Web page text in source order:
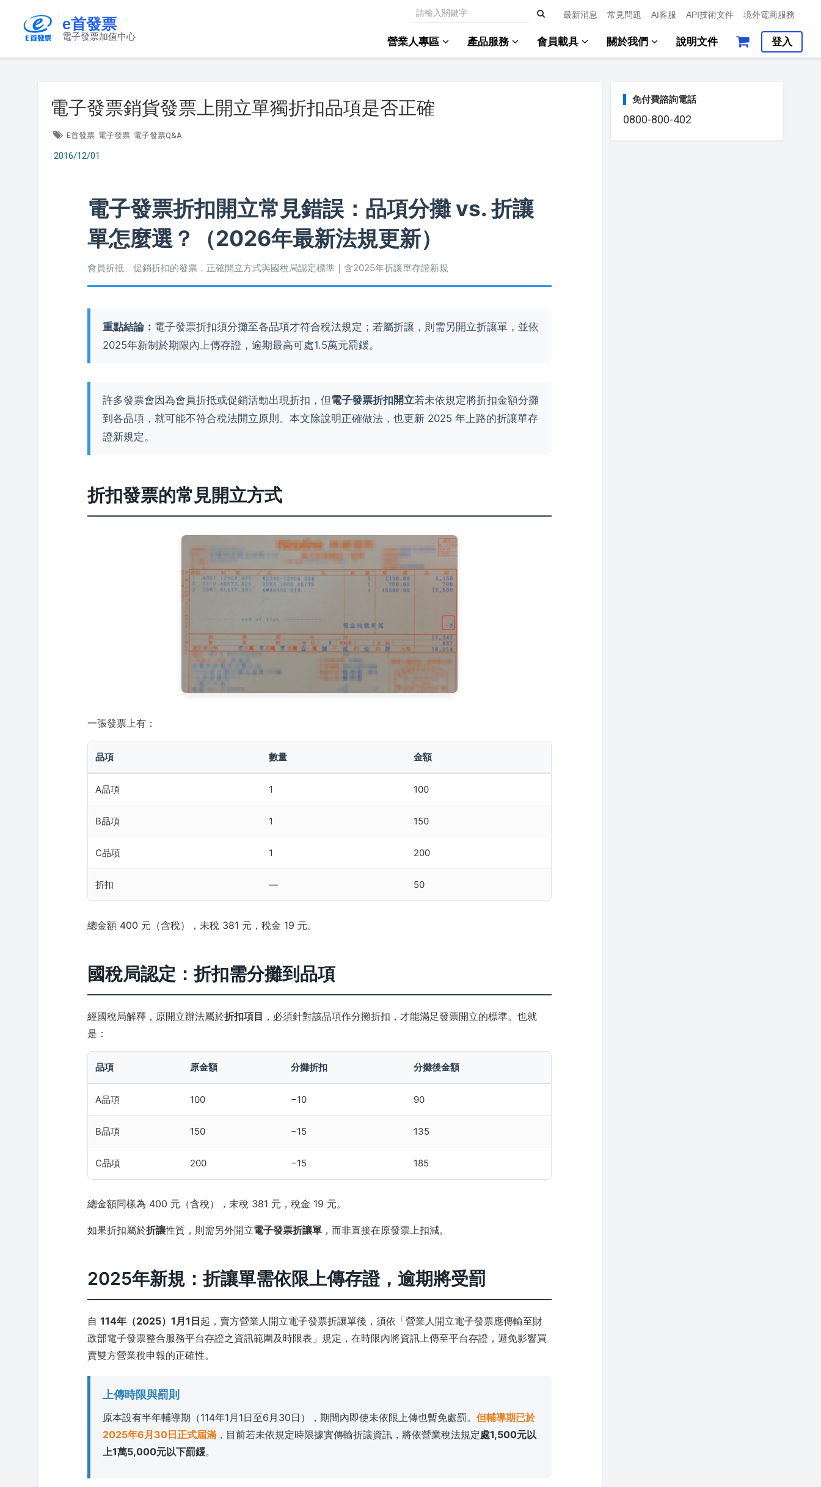
e首發票
電子發票加值中心
最新消息 常見問題 AI客服 API技術文件 境外電商服務
營業人專區 產品服務 會員載具 關於我們 說明文件 登入
電子發票銷貨發票上開立單獨折扣品項是否正確
E首發票 電子發票 電子發票Q&A
2016/12/01
電子發票折扣開立常見錯誤：品項分攤 vs. 折讓
單怎麼選？（2026年最新法規更新）
會員折抵、促銷折扣的發票，正確開立方式與國稅局認定標準｜含2025年折讓單存證新規
重點結論： 電子發票折扣須分攤至各品項才符合稅法規定；若屬折讓，則需另開立折讓單，並依
2025年新制於期限內上傳存證，逾期最高可處1.5萬元罰鍰。
許多發票會因為會員折抵或促銷活動出現折扣，但電子發票折扣開立若未依規定將折扣金額分攤
到各品項，就可能不符合稅法開立原則。本文除說明正確做法，也更新 2025 年上路的折讓單存
證新規定。
折扣發票的常見開立方式
一張發票上有：
品項 數量 金額
A品項 1 100
B品項 1 150
C品項 1 200
折扣 — 50
總金額 400 元（含稅），未稅 381 元，稅金 19 元。
國稅局認定：折扣需分攤到品項
經國稅局解釋，原開立辦法屬於折扣項目 ，必須針對該品項作分攤折扣，才能滿足發票開立的標準。也就
是：
品項 原金額 分攤折扣 分攤後金額
A品項 100 −10 90
B品項 150 −15 135
C品項 200 −15 185
總金額同樣為 400 元（含稅），未稅 381 元，稅金 19 元。
如果折扣屬於折讓性質，則需另外開立電子發票折讓單 ，而非直接在原發票上扣減。
2025年新規：折讓單需依限上傳存證，逾期將受罰
自114年（2025）1月1日起，賣方營業人開立電子發票折讓單後，須依「營業人開立電子發票應傳輸至財
政部電子發票整合服務平台存證之資訊範圍及時限表」規定，在時限內將資訊上傳至平台存證，避免影響買
賣雙方營業稅申報的正確性。
上傳時限與罰則
原本設有半年輔導期（114年1月1日至6月30日），期間內即使未依限上傳也暫免處罰。但輔導期已於
2025年6月30日正式屆滿 ，目前若未依規定時限據實傳輸折讓資訊，將依營業稅法規定處1,500元以
上1萬5,000元以下罰鍰。
免付費諮詢電話
0800-800-402